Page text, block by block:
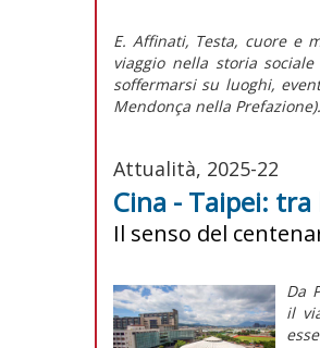
E. Affinati, Testa, cuore e
viaggio nella storia
soffermarsi su luoghi,
Mendonça nella
Attualità, 2025-22
Cina - Taipei:
Il senso del
Da
il